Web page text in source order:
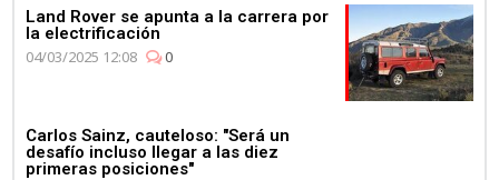
Land Rover se apunta a la carrera por
la electrificación
04/03/2025 12:08
0
Carlos Sainz, cauteloso: "Será un
desafío incluso llegar a las diez
primeras posiciones"